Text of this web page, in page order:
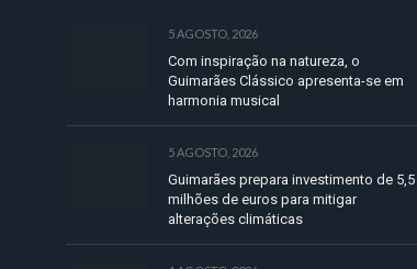
5 AGOSTO, 2026
Com inspiração na natureza, o
Guimarães Clássico apresenta-se em
harmonia musical
5 AGOSTO, 2026
Guimarães prepara investimento de 5,5
milhões de euros para mitigar
alterações climáticas